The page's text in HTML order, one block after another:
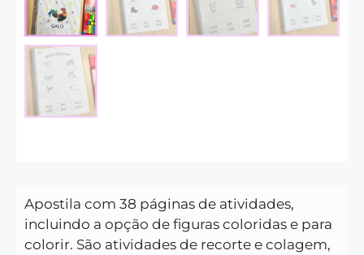
Apostila com 38 páginas de atividades,
incluindo a opção de figuras coloridas e para
colorir. São atividades de recorte e colagem,